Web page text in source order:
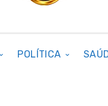
POLÍTICA